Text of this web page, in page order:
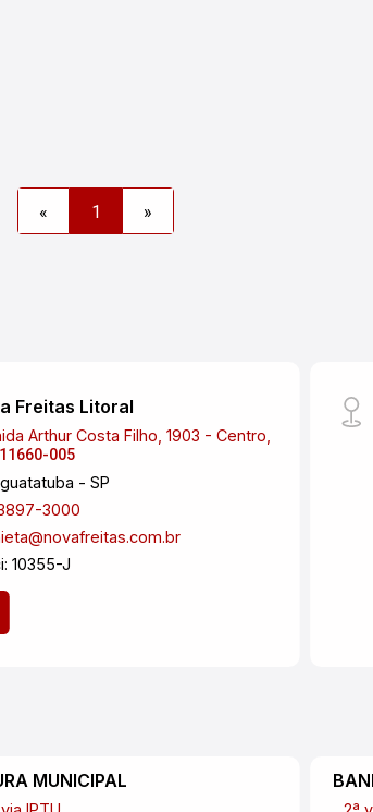
« 1 »
Freitas Litoral
Arthur Costa Filho, 1903 - Centro,
11660-005
- SP
3000
10355-J
MUNICIPAL